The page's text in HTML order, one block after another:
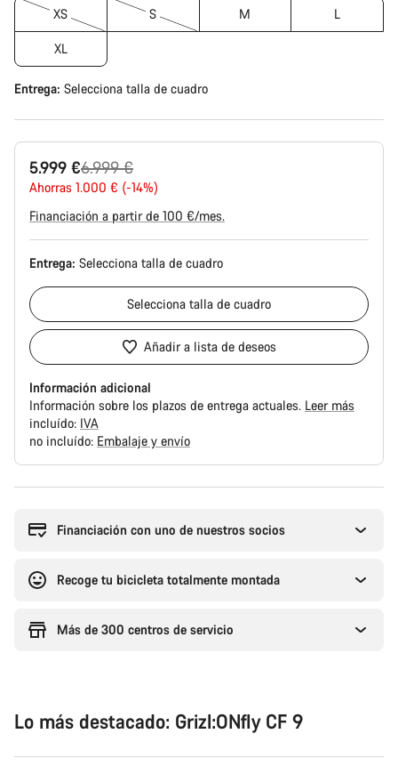
XS S M L
XL
Entrega: Selecciona talla de cuadro
5.999 €
Precio
original
6.999 €
Ahorras 1.000 € (-14%)
Financiación a partir de 100 €/mes.
Entrega: Selecciona talla de cuadro
Selecciona talla de cuadro
Añadir a lista de deseos
Información adicional
Información sobre los plazos de entrega actuales. Leer más
incluído: IVA
no incluído: Embalaje y envío
compra
Financiación con uno de nuestros socios
Recoge tu bicicleta totalmente montada
Más de 300 centros de servicio
Lo más destacado: Grizl:ONfly CF 9